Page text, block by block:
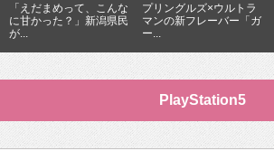
「えだまめって、こんな
に甘かった？」新潟県民
が...
プリングルズ×ウルトラ
マンの新フレーバー「ガ
ー...
PlayStation5